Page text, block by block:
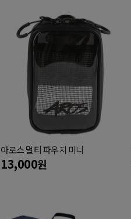
아로스 멀티 파우치 미니
13,000원